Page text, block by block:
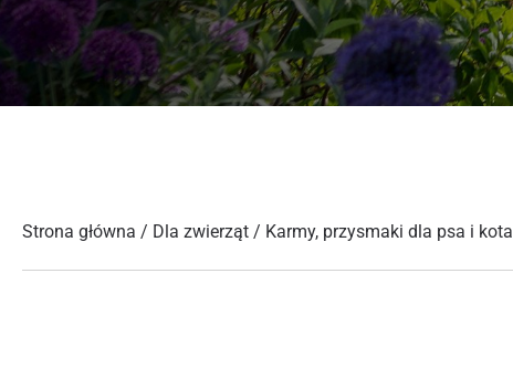
Strona główna / Dla zwierząt / Karmy, przysmaki dla psa i kota